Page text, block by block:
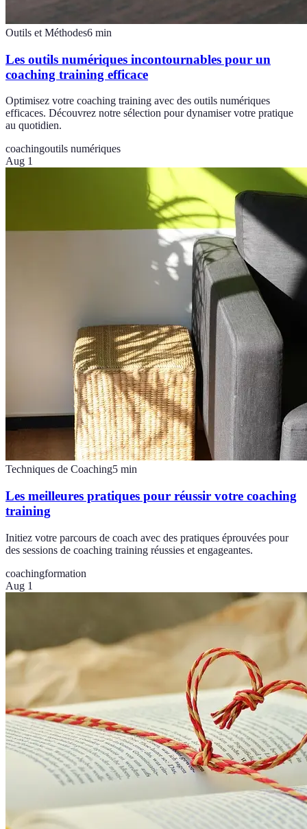
Outils et Méthodes6 min
Les outils numériques incontournables pour un
coaching training efficace
Optimisez votre coaching training avec des outils numériques
efficaces. Découvrez notre sélection pour dynamiser votre pratique
au quotidien.
coachingoutils numériques
Aug 1
Techniques de Coaching5 min
Les meilleures pratiques pour réussir votre coaching
training
Initiez votre parcours de coach avec des pratiques éprouvées pour
des sessions de coaching training réussies et engageantes.
coachingformation
Aug 1